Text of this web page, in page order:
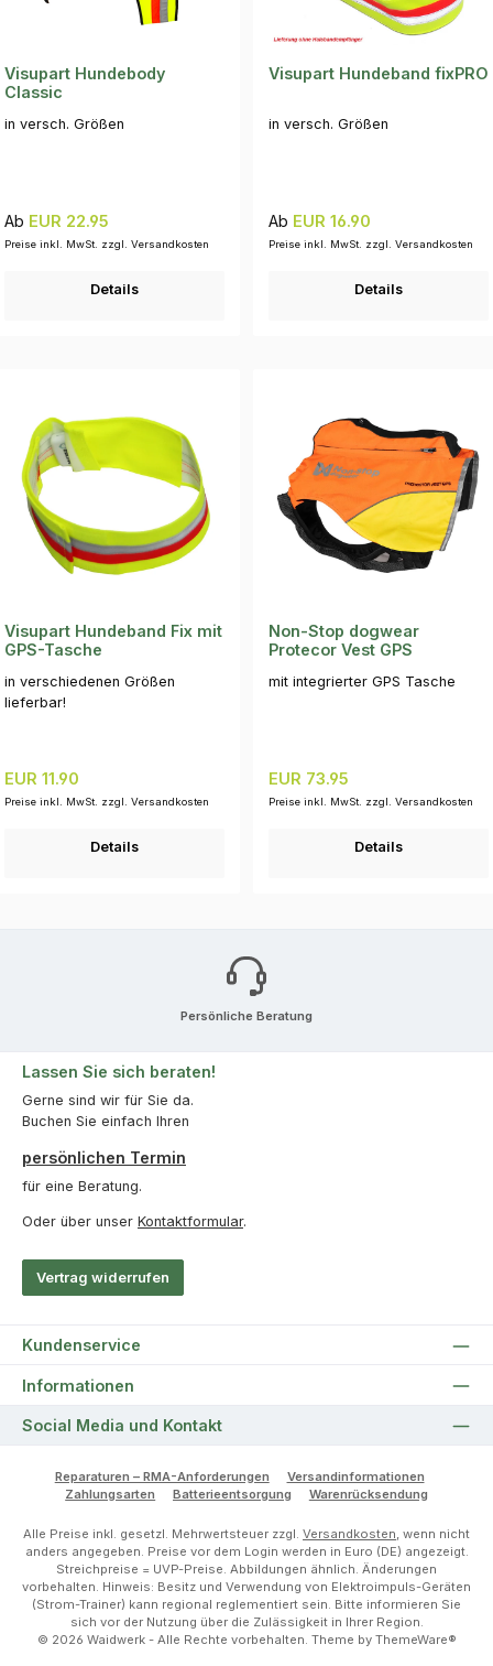
Visupart Hundebody
Classic
in versch. Größen
Regulärer Preis:
Ab EUR 22.95
Preise inkl. MwSt. zzgl. Versandkosten
Details
Visupart Hundeband fixPRO
in versch. Größen
Regulärer Preis:
Ab EUR 16.90
Preise inkl. MwSt. zzgl. Versandkosten
Details
Visupart Hundeband Fix mit
GPS-Tasche
in verschiedenen Größen
lieferbar!
Regulärer Preis:
EUR 11.90
Preise inkl. MwSt. zzgl. Versandkosten
Details
Non-Stop dogwear
Protecor Vest GPS
mit integrierter GPS Tasche
Regulärer Preis:
EUR 73.95
Preise inkl. MwSt. zzgl. Versandkosten
Details
Persönliche Beratung
Lassen Sie sich beraten!
Gerne sind wir für Sie da.
Buchen Sie einfach Ihren
persönlichen Termin
für eine Beratung.
Oder über unser Kontaktformular.
Vertrag widerrufen
Kundenservice
Informationen
Social Media und Kontakt
Reparaturen – RMA-Anforderungen
Versandinformationen
Zahlungsarten
Batterieentsorgung Warenrücksendung
Alle Preise inkl. gesetzl. Mehrwertsteuer zzgl. Versandkosten, wenn nicht
anders angegeben. Preise vor dem Login werden in Euro (DE) angezeigt.
Streichpreise = UVP-Preise. Abbildungen ähnlich. Änderungen
vorbehalten. Hinweis: Besitz und Verwendung von Elektroimpuls-Geräten
(Strom-Trainer) kann regional reglementiert sein. Bitte informieren Sie
sich vor der Nutzung über die Zulässigkeit in Ihrer Region.
© 2026 Waidwerk - Alle Rechte vorbehalten. Theme by ThemeWare®